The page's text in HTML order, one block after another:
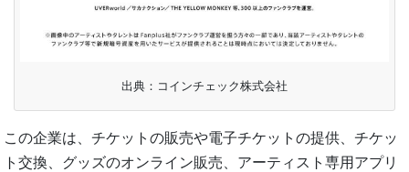
出典：コインチェック株式会社
この企業は、チケットの販売や電子チケットの提供、チケッ
ト交換、グッズのオンライン販売、アーティスト専用アプリ